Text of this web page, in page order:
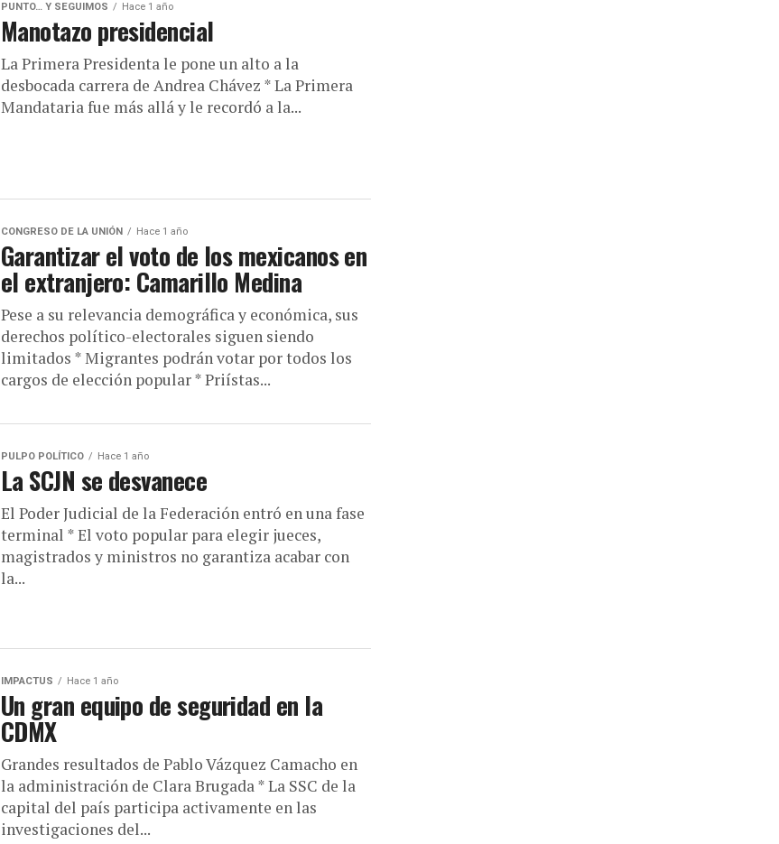
PUNTO… Y SEGUIMOS Hace 1 año
Manotazo presidencial
La Primera Presidenta le pone un alto a la
desbocada carrera de Andrea Chávez * La Primera
Mandataria fue más allá y le recordó a la...
CONGRESO DE LA UNIÓN Hace 1 año
Garantizar el voto de los mexicanos en
el extranjero: Camarillo Medina
Pese a su relevancia demográfica y económica, sus
derechos político-electorales siguen siendo
limitados * Migrantes podrán votar por todos los
cargos de elección popular * Priístas...
PULPO POLÍTICO Hace 1 año
La SCJN se desvanece
El Poder Judicial de la Federación entró en una fase
terminal * El voto popular para elegir jueces,
magistrados y ministros no garantiza acabar con
la...
IMPACTUS Hace 1 año
Un gran equipo de seguridad en la
CDMX
Grandes resultados de Pablo Vázquez Camacho en
la administración de Clara Brugada * La SSC de la
capital del país participa activamente en las
investigaciones del...